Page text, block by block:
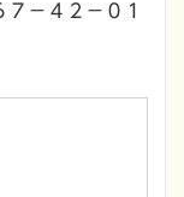
２－０１